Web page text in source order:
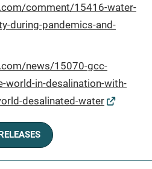
comment/15416-water-
during-pandemics-and-
news/15070-gcc-
world-in-desalination-with-
desalinated-water